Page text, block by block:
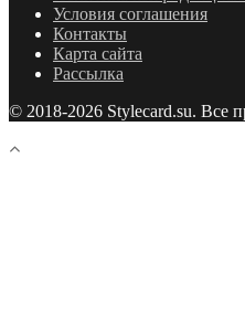
Условия соглашения
Контакты
Карта сайта
Рассылка
© 2018-2026 Stylecard.su. Все